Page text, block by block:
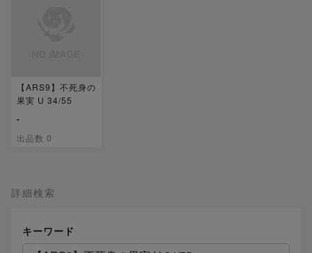
詳細検索
キーワード
【ARS9】不死身の
果実 U 34/55
-
出品数 0